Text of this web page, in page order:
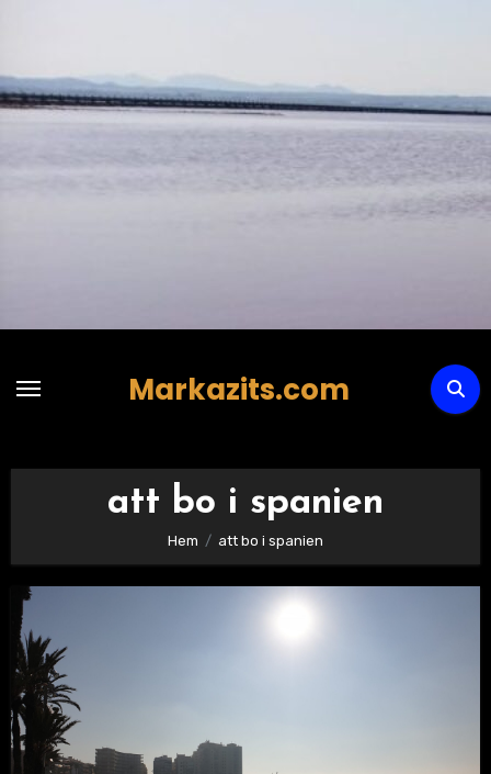
innehåll
Markazits.com
att bo i spanien
Hem att bo i spanien